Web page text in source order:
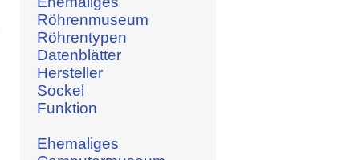
Röhrenmuseum
Röhrentypen
Datenblätter
Hersteller
Sockel
Funktion
Ehemaliges